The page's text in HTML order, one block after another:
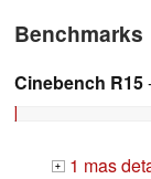
Benchmarks
Cinebench R15
+ 1 mas